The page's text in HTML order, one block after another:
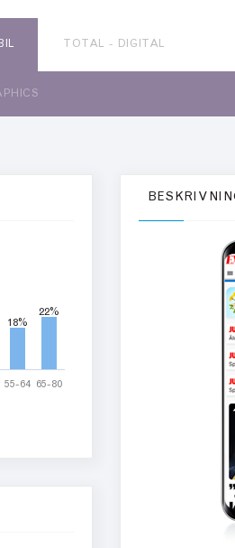
TOTAL - DIGITAL
18%
18%
22%
22%
55-64 65-80